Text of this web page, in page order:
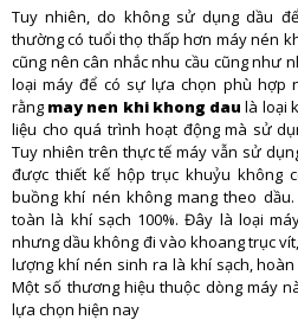
Tuy nhiên, do không sử dụng dầu
thường có tuổi thọ thấp hơn máy nén
cũng nên cân nhắc nhu cầu cũng như
loại máy để có sự lựa chọn phù hợp
rằng may nen khi khong dau là loại
liệu cho quá trình hoạt động mà sử
Tuy nhiên trên thực tế máy vẫn sử
được thiết kế hộp trục khuỷu không
buồng khí nén không mang theo
toàn là khí sạch 100%. Đây là loại
nhưng dầu không đi vào khoang trục
lượng khí nén sinh ra là khí sạch,
Một số thương hiệu thuộc dòng máy
lựa chọn hiện nay